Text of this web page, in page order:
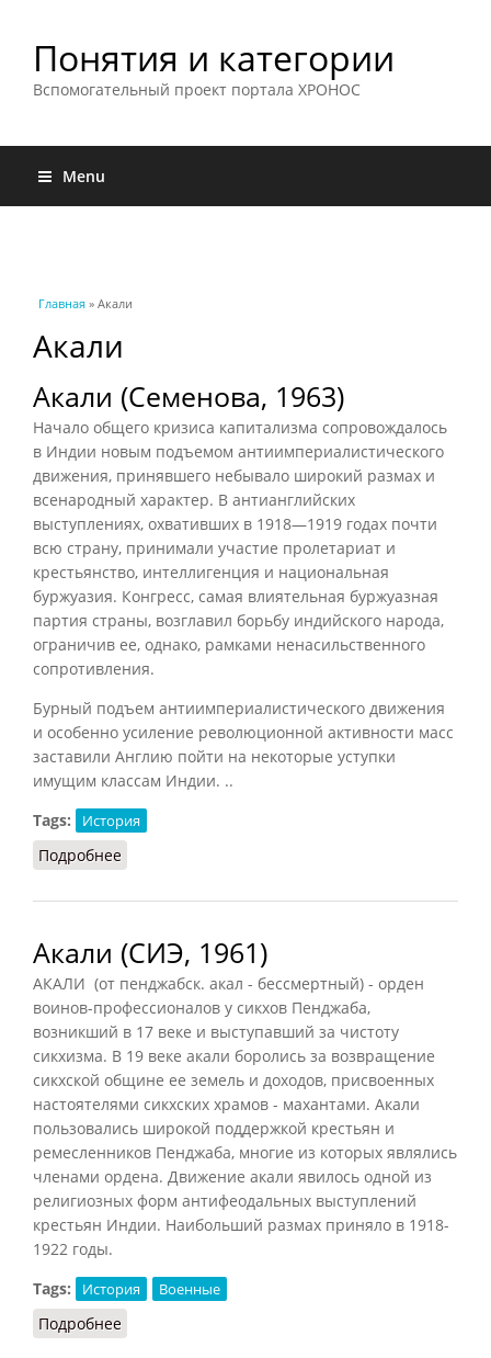
Понятия и категории
Вспомогательный проект портала ХРОНОС
Menu
Вы здесь
Главная » Акали
Акали
Акали (Семенова, 1963)
Начало общего кризиса капитализма сопровождалось
в Индии новым подъемом антиимпериалистического
движения, принявшего небывало широкий размах и
всенародный характер. В антианглийских
выступлениях, охвативших в 1918—1919 годах почти
всю страну, принимали участие пролетариат и
крестьянство, интеллигенция и национальная
буржуазия. Конгресс, самая влиятельная буржуазная
партия страны, возглавил борьбу индийского народа,
ограничив ее, однако, рамками ненасильственного
сопротивления.
Бурный подъем антиимпериалистического движения
и особенно усиление революционной активности масс
заставили Англию пойти на некоторые уступки
имущим классам Индии. ..
Tags:
История
Подробнее
Акали (СИЭ, 1961)
АКАЛИ (от пенджабск. акал - бессмертный) - орден
воинов-профессионалов у сикхов Пенджаба,
возникший в 17 веке и выступавший за чистоту
сикхизма. В 19 веке акали боролись за возвращение
сикхской общине ее земель и доходов, присвоенных
настоятелями сикхских храмов - махантами. Акали
пользовались широкой поддержкой крестьян и
ремесленников Пенджаба, многие из которых являлись
членами ордена. Движение акали явилось одной из
религиозных форм антифеодальных выступлений
крестьян Индии. Наибольший размах приняло в 1918-
1922 годы.
Tags:
История Военные
Подробнее